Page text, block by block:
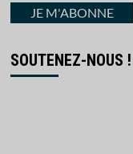
courrielJE M'ABONNE
SOUTENEZ-NOUS !